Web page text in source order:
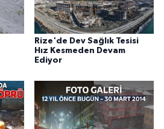
Rize'de Dev Sağlık Tesisi
Hız Kesmeden Devam
Ediyor